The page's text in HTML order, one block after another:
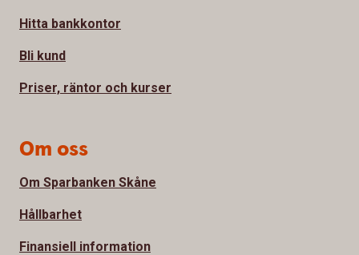
Hitta bankkontor
Bli kund
Priser, räntor och kurser
Om oss
Om Sparbanken Skåne
Hållbarhet
Finansiell information